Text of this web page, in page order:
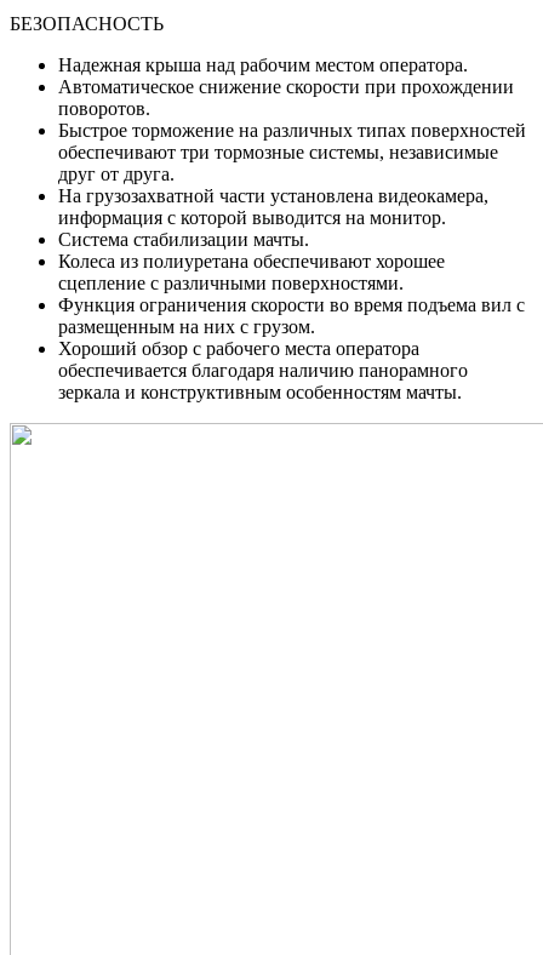
БЕЗОПАСНОСТЬ
Надежная крыша над рабочим местом оператора.
Автоматическое снижение скорости при прохождении
поворотов.
Быстрое торможение на различных типах поверхностей
обеспечивают три тормозные системы, независимые
друг от друга.
На грузозахватной части установлена видеокамера,
информация с которой выводится на монитор.
Система стабилизации мачты.
Колеса из полиуретана обеспечивают хорошее
сцепление с различными поверхностями.
Функция ограничения скорости во время подъема вил с
размещенным на них с грузом.
Хороший обзор с рабочего места оператора
обеспечивается благодаря наличию панорамного
зеркала и конструктивным особенностям мачты.